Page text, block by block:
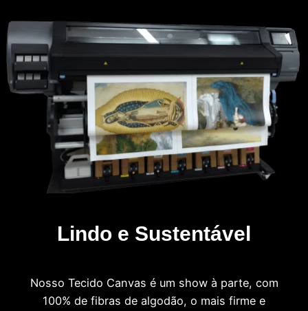
Lindo e Sustentável
Nosso Tecido Canvas é um show à parte, com
100% de fibras de algodão, o mais firme e